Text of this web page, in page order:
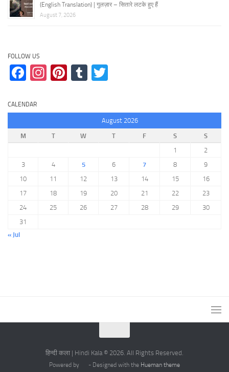
(English Translation) | गुलज़ार – सितारे लटके हुए हैं
August 7, 2026
FOLLOW US
Facebook
Instagram
Pinterest
Tumblr
CALENDAR
August 2026
M
T W T F S
S
1
2
3
4 5 6 7 8
9
10
11 12 13 14 15
16
17
18 19 20 21 22
23
24
25 26 27 28 29
30
31
« Jul
हिन्दी कला | Hindi Kala © 2026. All Rights Reserved.
Powered by - Designed with the Hueman theme